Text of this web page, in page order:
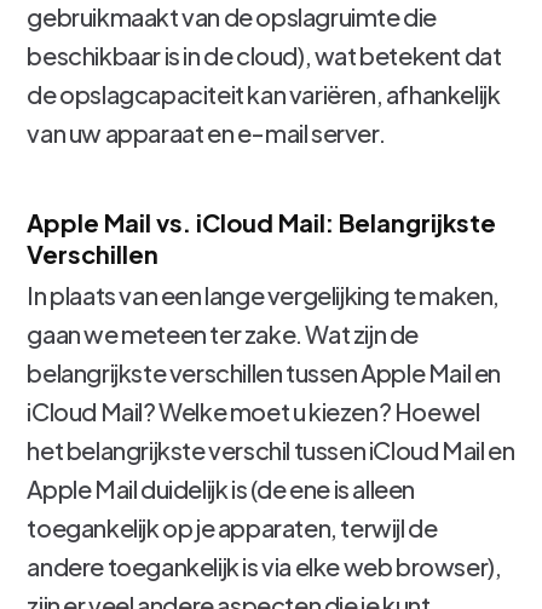
gebruikmaakt van de opslagruimte die
beschikbaar is in de cloud), wat betekent dat
de opslagcapaciteit kan variëren, afhankelijk
van uw apparaat en e-mail server.
Apple Mail vs. iCloud Mail: Belangrijkste
Verschillen
In plaats van een lange vergelijking te maken,
gaan we meteen ter zake. Wat zijn de
belangrijkste verschillen tussen Apple Mail en
iCloud Mail? Welke moet u kiezen? Hoewel
het belangrijkste verschil tussen iCloud Mail en
Apple Mail duidelijk is (de ene is alleen
toegankelijk op je apparaten, terwijl de
andere toegankelijk is via elke web browser),